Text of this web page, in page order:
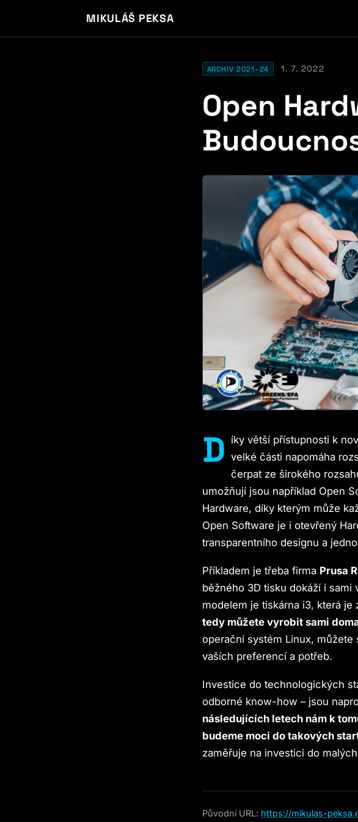
MIKULÁŠ PEKSA
ARCHIV 2021–24 1. 7. 2022
Open
D íky větší přístupnosti k
velké části napomáha
čerpat ze širokého
umožňují jsou například Open
Hardware, díky kterým může
Open Software je i otevřený
transparentního designu a
Příkladem je třeba firma Prusa
běžného 3D tisku dokáží i
modelem je tiskárna i3, která je
tedy můžete vyrobit sami
operační systém Linux,
vaších preferencí a potřeb.
Investice do technologických
odborné know-how – jsou
následujících letech nám k
budeme moci do takových
zaměřuje na investici do
Původní URL: https://mikulas-